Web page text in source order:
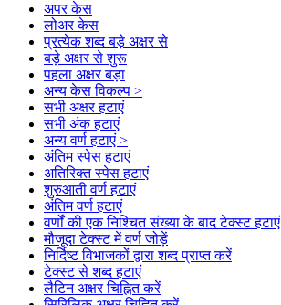
अपर केस
लोअर केस
प्रत्येक शब्द बड़े अक्षर से
बड़े अक्षर से शुरू
पहला अक्षर बड़ा
अन्य केस विकल्प >
सभी अक्षर हटाएं
सभी अंक हटाएं
अन्य वर्ण हटाएं >
अंतिम स्पेस हटाएं
अतिरिक्त स्पेस हटाएं
शुरुआती वर्ण हटाएं
अंतिम वर्ण हटाएं
वर्णों की एक निश्चित संख्या के बाद टेक्स्ट हटाएं
मौजूदा टेक्स्ट में वर्ण जोड़ें
निर्दिष्ट विभाजकों द्वारा शब्द प्राप्त करें
टेक्स्ट से शब्द हटाएं
लैटिन अक्षर चिह्नित करें